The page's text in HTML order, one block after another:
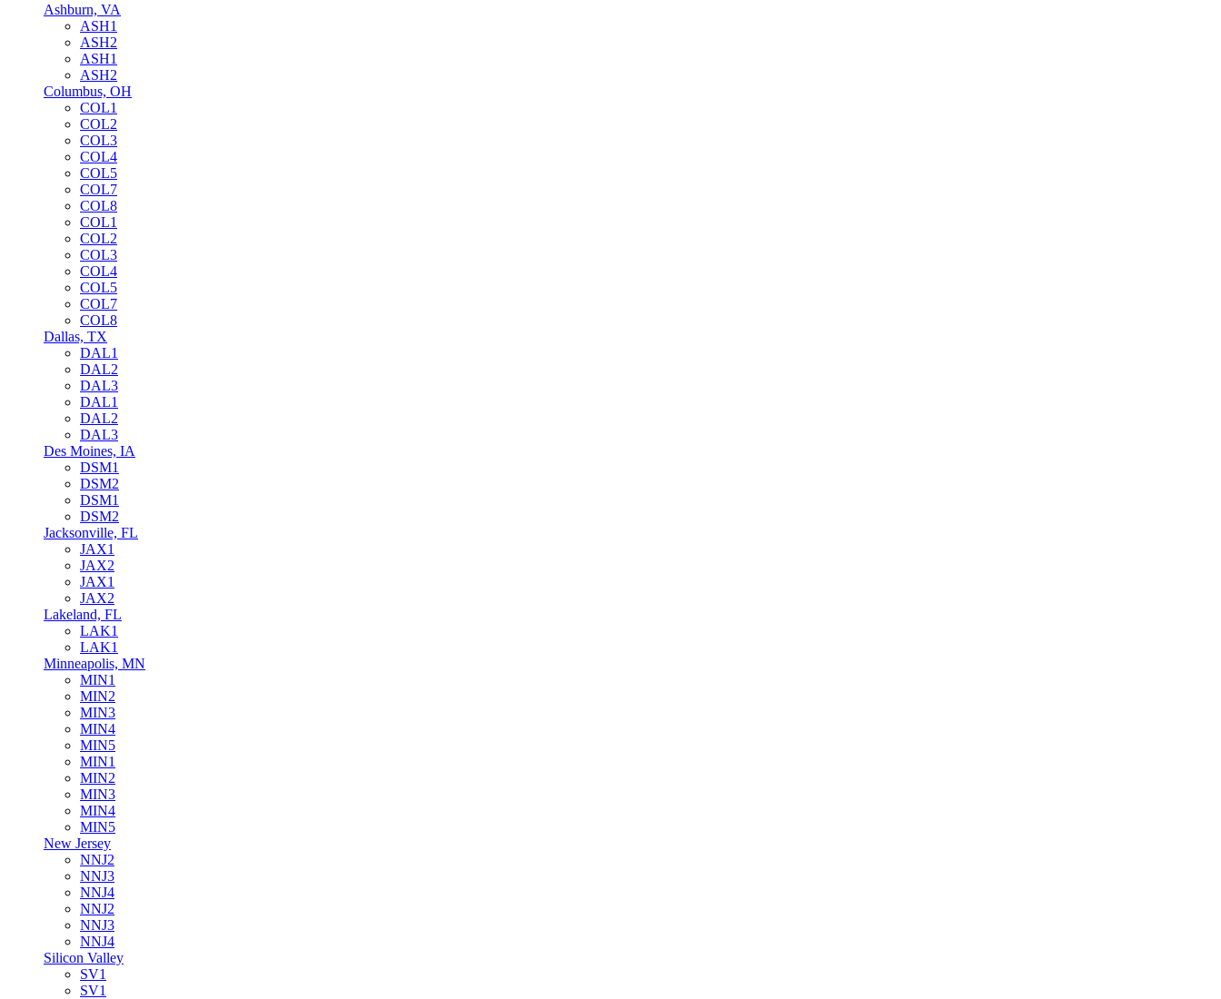
Ashburn, VA
ASH1
ASH2
ASH1
ASH2
Columbus, OH
COL1
COL2
COL3
COL4
COL5
COL7
COL8
COL1
COL2
COL3
COL4
COL5
COL7
COL8
Dallas, TX
DAL1
DAL2
DAL3
DAL1
DAL2
DAL3
Des Moines, IA
DSM1
DSM2
DSM1
DSM2
Jacksonville, FL
JAX1
JAX2
JAX1
JAX2
Lakeland, FL
LAK1
LAK1
Minneapolis, MN
MIN1
MIN2
MIN3
MIN4
MIN5
MIN1
MIN2
MIN3
MIN4
MIN5
New Jersey
NNJ2
NNJ3
NNJ4
NNJ2
NNJ3
NNJ4
Silicon Valley
SV1
SV1